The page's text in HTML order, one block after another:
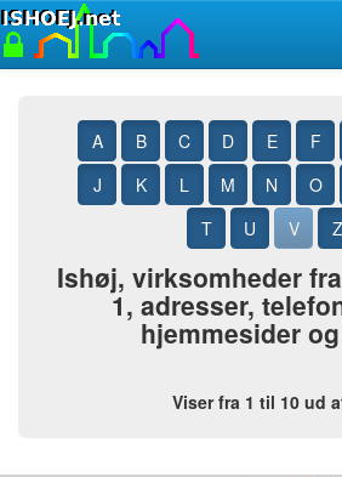
A B C D E F
J
K L M N O
T
U V Z
Ishøj, virksomheder
1, adresser,
hjemmesider
Viser fra 1 til 10 ud